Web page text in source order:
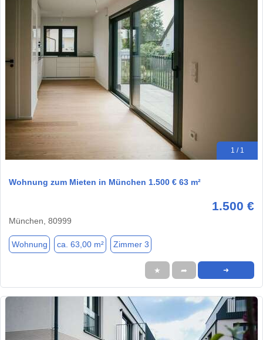
1 / 1
Wohnung zum Mieten in München 1.500 € 63 m²
1.500 €
München, 80999
Wohnung ca. 63,00 m² Zimmer 3
★ ➦ ➜